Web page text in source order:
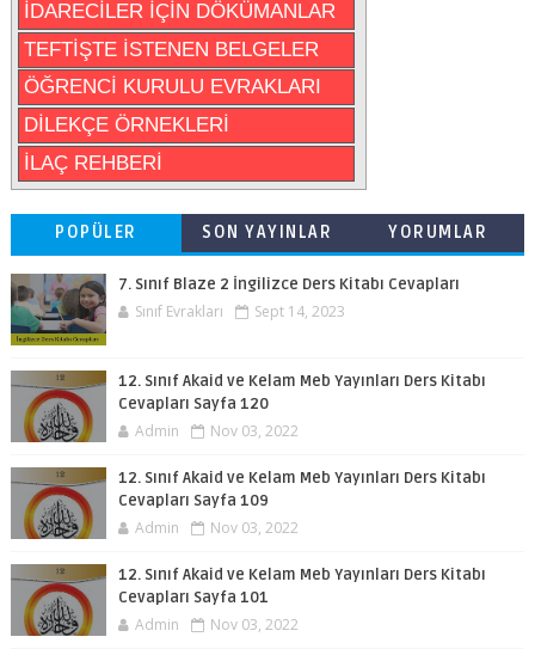
İDARECİLER İÇİN DÖKÜMANLAR
TEFTİŞTE İSTENEN BELGELER
ÖĞRENCİ KURULU EVRAKLARI
DİLEKÇE ÖRNEKLERİ
İLAÇ REHBERİ
POPÜLER SON YAYINLAR YORUMLAR
7. Sınıf Blaze 2 İngilizce Ders Kitabı Cevapları
Sınıf Evrakları Sept 14, 2023
12. Sınıf Akaid ve Kelam Meb Yayınları Ders Kitabı
Cevapları Sayfa 120
Admin Nov 03, 2022
12. Sınıf Akaid ve Kelam Meb Yayınları Ders Kitabı
Cevapları Sayfa 109
Admin Nov 03, 2022
12. Sınıf Akaid ve Kelam Meb Yayınları Ders Kitabı
Cevapları Sayfa 101
Admin Nov 03, 2022